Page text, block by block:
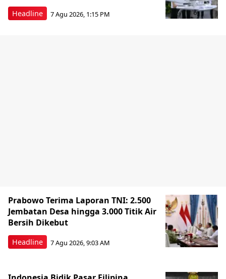
Headline 7 Agu 2026, 1:15 PM
Headline
Prabowo Terima Laporan TNI: 2.500
Jembatan Desa hingga 3.000 Titik Air
Bersih Dikebut
7 Agu 2026, 9:03 AM